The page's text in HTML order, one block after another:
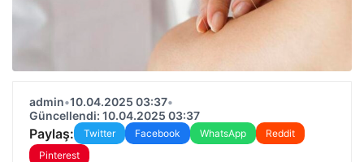
admin•10.04.2025 03:37•
Güncellendi: 10.04.2025 03:37
Paylaş: Twitter Facebook WhatsApp
Reddit
Pinterest